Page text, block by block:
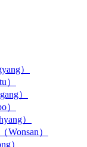
）
）
）
）
）
）
）